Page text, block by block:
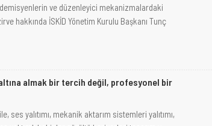
ve düzenleyici mekanizmalardaki
hakkında İSKİD Yönetim Kurulu Başkanı Tunç
almak bir tercih değil, profesyonel bir
ses yalıtımı, mekanik aktarım sistemleri yalıtımı,